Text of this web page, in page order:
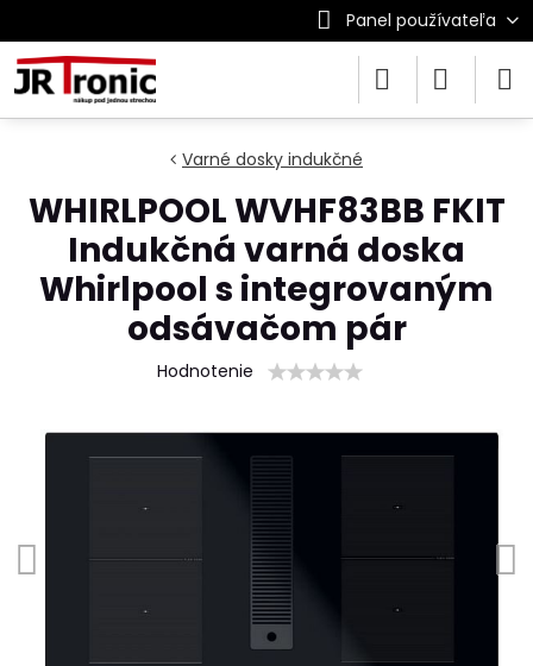
Panel používateľa
Varné dosky indukčné
WHIRLPOOL WVHF83BB FKIT
Indukčná varná doska
Whirlpool s integrovaným
odsávačom pár
Hodnotenie